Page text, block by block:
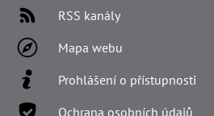
RSS kanály
Mapa webu
Prohlášení o přístupnosti
Ochrana osobních údajů